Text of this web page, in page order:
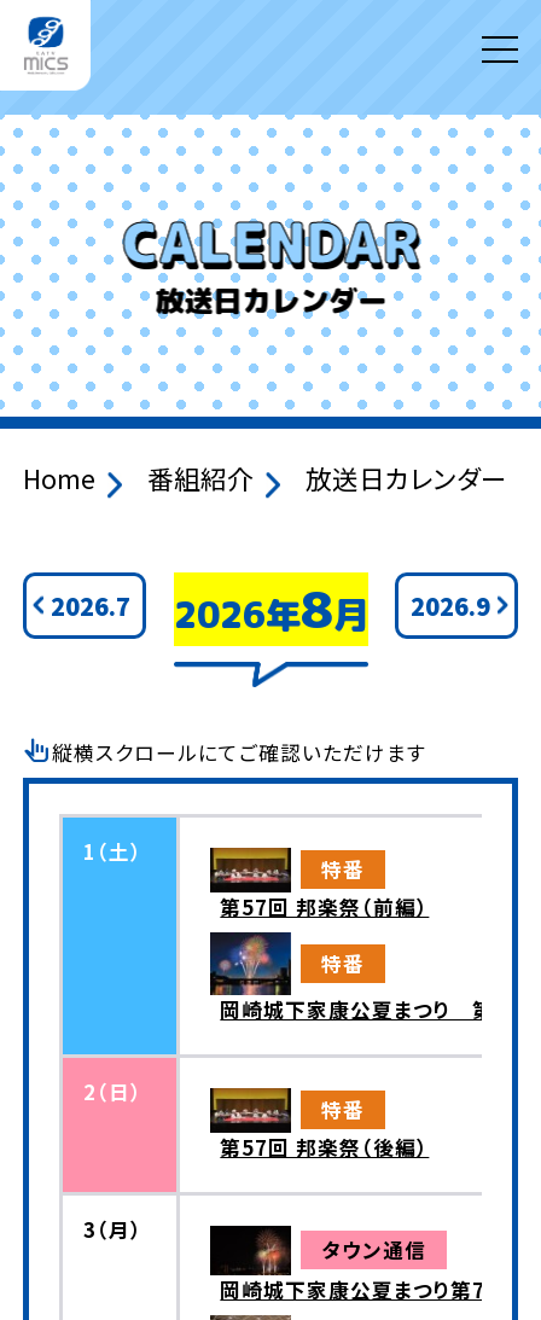
CALENDAR
放送日カレンダー
Home 番組紹介 放送日カレンダー
2026.7 2026年8月 2026.9
pan_tool_alt縦横スクロールにてご確認いただけます
1（土）
特番
第57回 邦楽祭（前編）
特番
岡崎城下家康公夏まつり 第78
2（日）
特番
第57回 邦楽祭（後編）
3（月）
タウン通信
岡崎城下家康公夏まつり第78回